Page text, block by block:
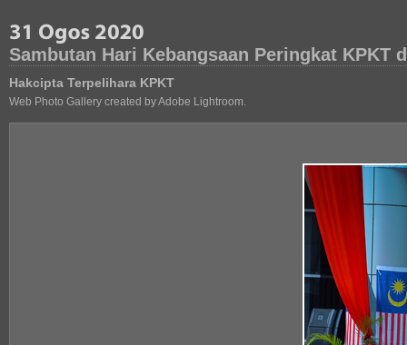
Sambutan Hari Kebangsaan Peringkat KPKT
Hakcipta Terpelihara KPKT
Web Photo Gallery created by Adobe Lightroom.